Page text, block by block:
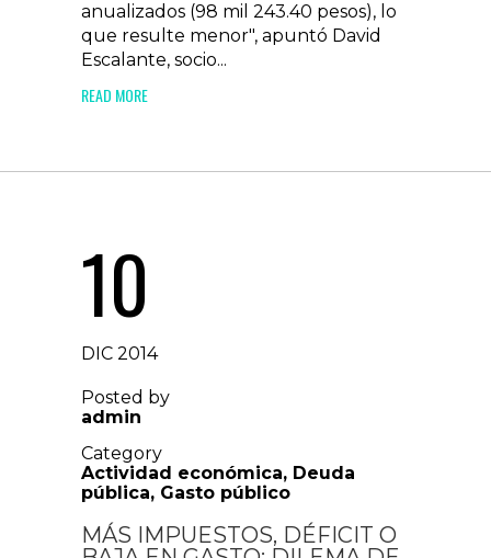
anualizados (98 mil 243.40 pesos), lo
que resulte menor", apuntó David
Escalante, socio...
READ MORE
10
DIC 2014
Posted by
admin
Category
Actividad económica, Deuda
pública, Gasto público
MÁS IMPUESTOS, DÉFICIT O